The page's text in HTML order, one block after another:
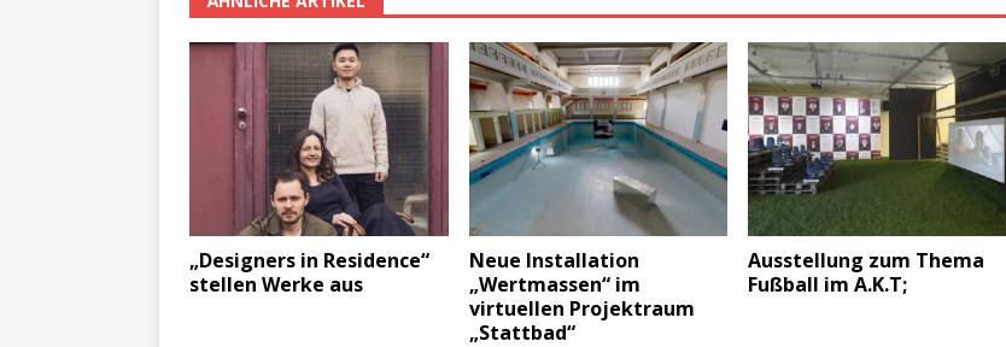
„Designers in Residence“
stellen Werke aus
Neue Installation
„Wertmassen“ im
virtuellen Projektraum
„Stattbad“
Ausstellung zum Thema
Fußball im A.K.T;